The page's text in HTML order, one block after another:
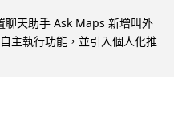
天助手 Ask Maps 新增叫外
主執行功能，並引入個人化推